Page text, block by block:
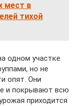
мест в
тихой
одном участке
но не
опят. Они
и покрывают всю
приходится